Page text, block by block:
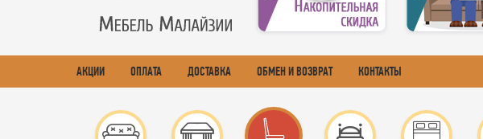
АКЦИИ ОПЛАТА ДОСТАВКА ОБМЕН И ВОЗВРАТ КОНТАКТЫ